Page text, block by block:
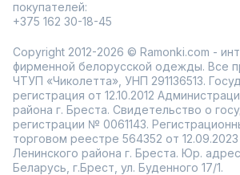
покупателей:
+375 162 30-18-45
Copyright 2012-2026 © Ramonki.com -
фирменной белорусской одежды. Все
ЧТУП «Чиколетта», УНП 291136513.
регистрация от 12.10.2012
района г. Бреста. Свидетельство о
регистрации № 0061143.
торговом реестре 564352 от
Ленинского района г. Бреста. Юр.
Беларусь, г.Брест, ул. Буденного 17/1.